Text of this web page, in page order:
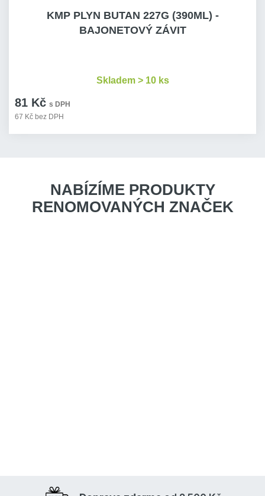
KMP PLYN BUTAN 227G (390ML) -
BAJONETOVÝ ZÁVIT
81 Kč s DPH
67 Kč bez DPH
Skladem > 10 ks
NABÍZÍME PRODUKTY
RENOMOVANÝCH ZNAČEK